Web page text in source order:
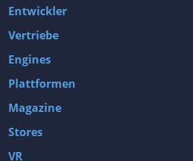
Entwickler
Vertriebe
Engines
Plattformen
Magazine
Stores
VR